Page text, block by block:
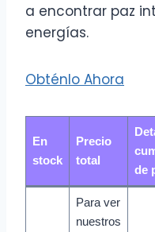
a encontrar paz
energías.
Obténlo Ahora
En
stock
Precio
total
de
Para ver
nuestros